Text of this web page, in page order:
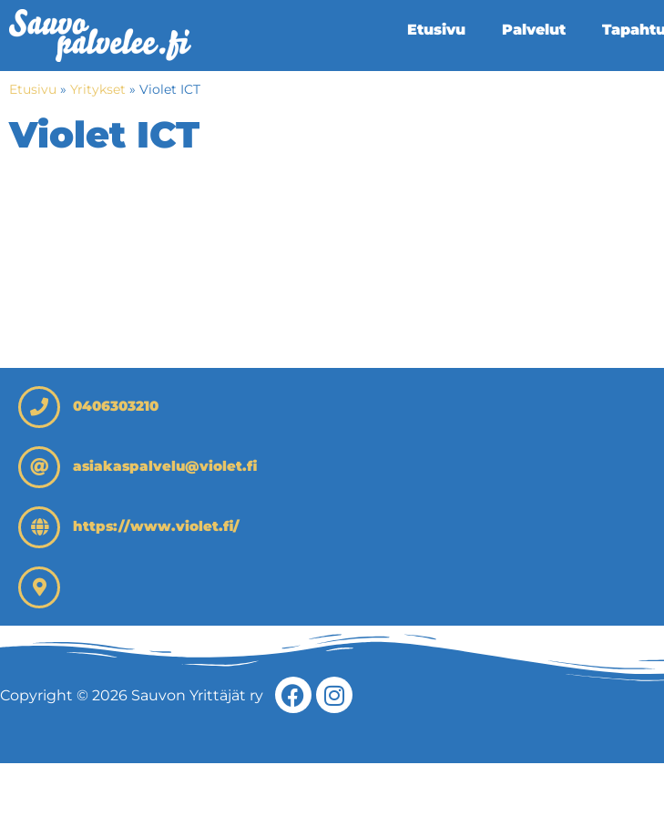
Etusivu Palvelut
Etusivu » Yritykset » Violet ICT
Violet ICT
0406303210
asiakaspalvelu@violet.fi
https://www.violet.fi/
Copyright © 2026 Sauvon Yrittäjät ry